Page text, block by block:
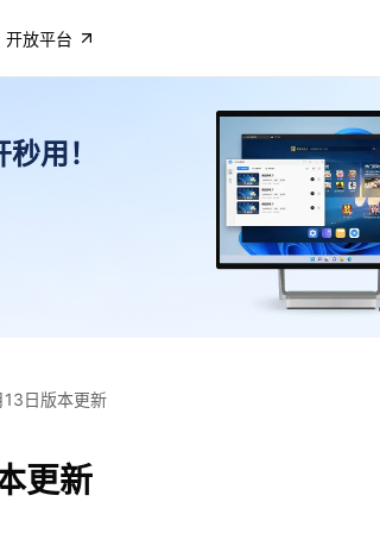
开放平台
用！
日版本更新
更新